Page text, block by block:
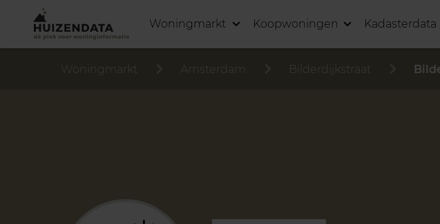
Woningmarkt Koopwoningen Kadasterdata
Woningmarkt Amsterdam Bilderdijkstraat